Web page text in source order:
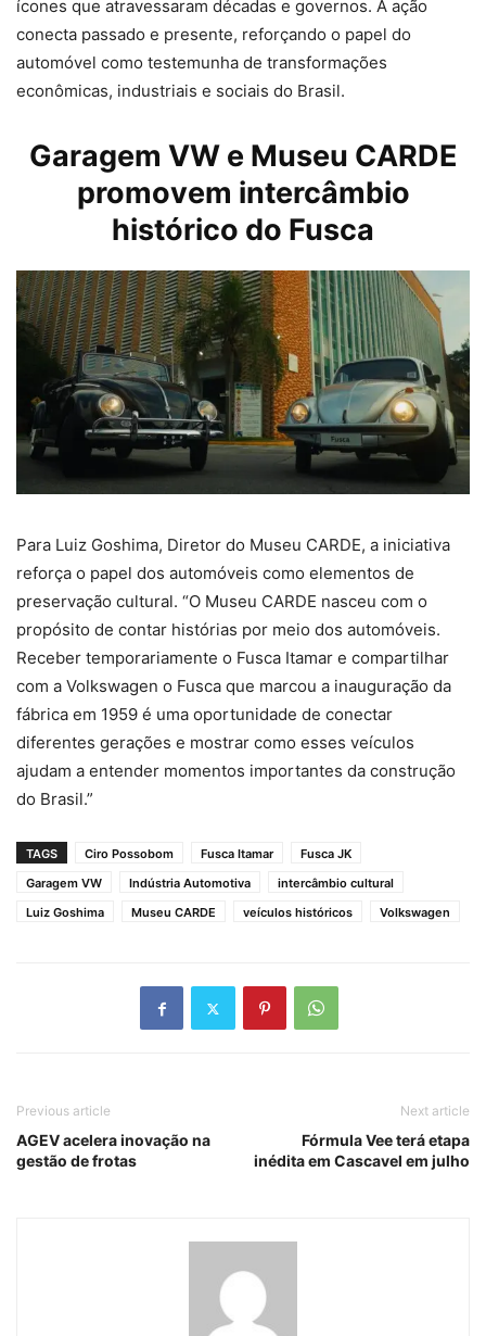
ícones que atravessaram décadas e governos. A ação
conecta passado e presente, reforçando o papel do
automóvel como testemunha de transformações
econômicas, industriais e sociais do Brasil.
Garagem VW e Museu CARDE
promovem intercâmbio
histórico do Fusca
Para Luiz Goshima, Diretor do Museu CARDE, a iniciativa
reforça o papel dos automóveis como elementos de
preservação cultural. “O Museu CARDE nasceu com o
propósito de contar histórias por meio dos automóveis.
Receber temporariamente o Fusca Itamar e compartilhar
com a Volkswagen o Fusca que marcou a inauguração da
fábrica em 1959 é uma oportunidade de conectar
diferentes gerações e mostrar como esses veículos
ajudam a entender momentos importantes da construção
do Brasil.”
TAGS Ciro Possobom Fusca Itamar
Fusca JK
Garagem VW
Indústria Automotiva
intercâmbio cultural
Luiz Goshima
Museu CARDE veículos históricos Volkswagen
Previous article
AGEV acelera inovação na
gestão de frotas
Next article
Fórmula Vee terá etapa
inédita em Cascavel em julho